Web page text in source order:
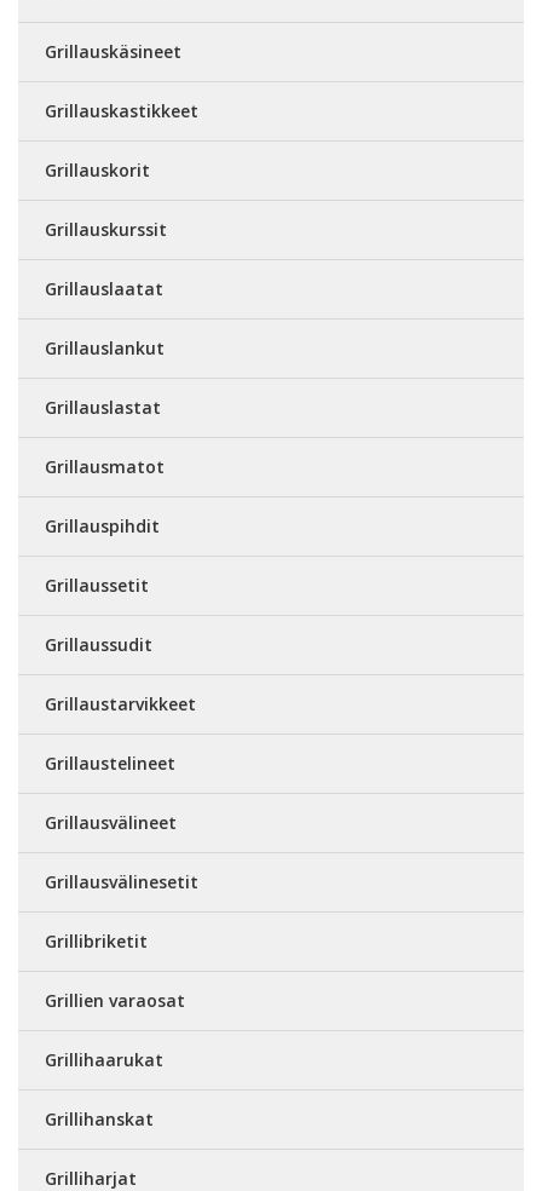
Grillauskäsineet
Grillauskastikkeet
Grillauskorit
Grillauskurssit
Grillauslaatat
Grillauslankut
Grillauslastat
Grillausmatot
Grillauspihdit
Grillaussetit
Grillaussudit
Grillaustarvikkeet
Grillaustelineet
Grillausvälineet
Grillausvälinesetit
Grillibriketit
Grillien varaosat
Grillihaarukat
Grillihanskat
Grilliharjat